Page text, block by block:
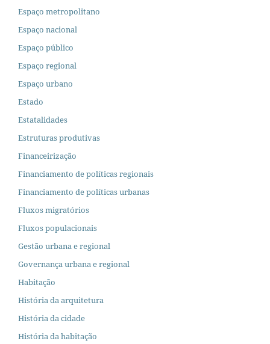
Espaço metropolitano
Espaço nacional
Espaço público
Espaço regional
Espaço urbano
Estado
Estatalidades
Estruturas produtivas
Financeirização
Financiamento de políticas regionais
Financiamento de políticas urbanas
Fluxos migratórios
Fluxos populacionais
Gestão urbana e regional
Governança urbana e regional
Habitação
História da arquitetura
História da cidade
História da habitação